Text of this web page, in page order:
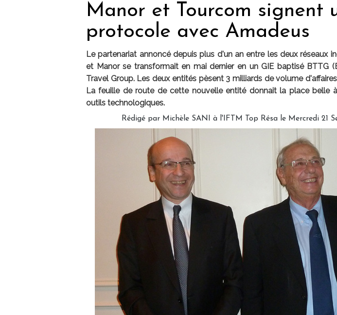
Manor et Tourcom signent
protocole avec Amadeus
Le partenariat annoncé depuis plus d'un an entre les deux réseaux
et Manor se transformait en mai dernier en un GIE baptisé BTTG
Travel Group. Les deux entités pèsent 3 milliards de volume
La feuille de route de cette nouvelle entité donnait la place belle
outils technologiques.
Rédigé par Michèle SANI à l'IFTM Top Résa le Mercredi 21